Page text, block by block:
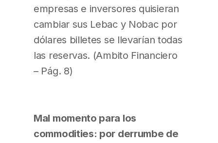
empresas e inversores quisieran
cambiar sus Lebac y Nobac por
dólares billetes se llevarían todas
las reservas. (Ambito Financiero
– Pág. 8)
Mal momento para los
commodities: por derrumbe de